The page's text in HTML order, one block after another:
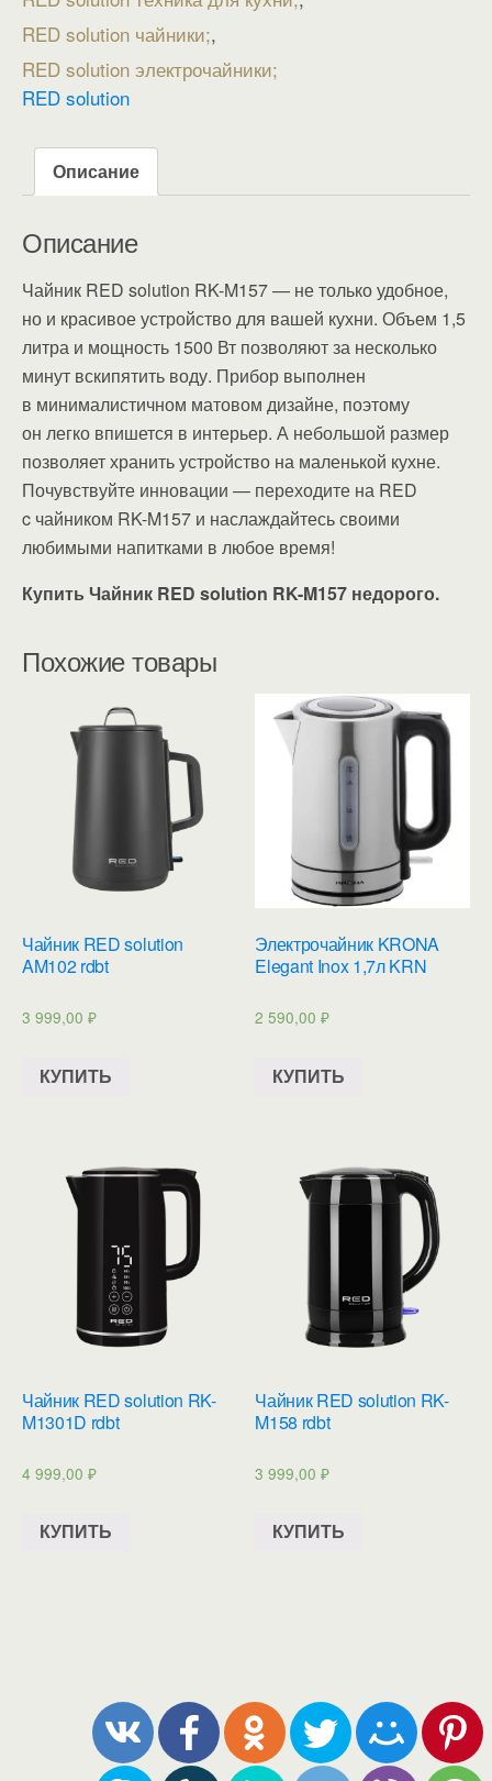
RED solution чайники ,
RED solution электрочайники
RED solution
Описание
Описание
Чайник RED solution RK-M157 — не только удобное,
но и красивое устройство для вашей кухни. Объем 1,5
литра и мощность 1500 Вт позволяют за несколько
минут вскипятить воду. Прибор выполнен
в минималистичном матовом дизайне, поэтому
он легко впишется в интерьер. А небольшой размер
позволяет хранить устройство на маленькой кухне.
Почувствуйте инновации — переходите на RED
c чайником RK-M157 и наслаждайтесь своими
любимыми напитками в любое время!
Купить Чайник RED solution RK-M157 недорого.
Похожие товары
Чайник RED solution
AM102 rdbt
3 999,00 ₽
КУПИТЬ
Электрочайник KRONA
Elegant Inox 1,7л KRN
2 590,00₽
КУПИТЬ
Чайник RED solution RK-
M1301D rdbt
4 999,00 ₽
КУПИТЬ
Чайник RED solution RK-
M158 rdbt
3 999,00₽
КУПИТЬ